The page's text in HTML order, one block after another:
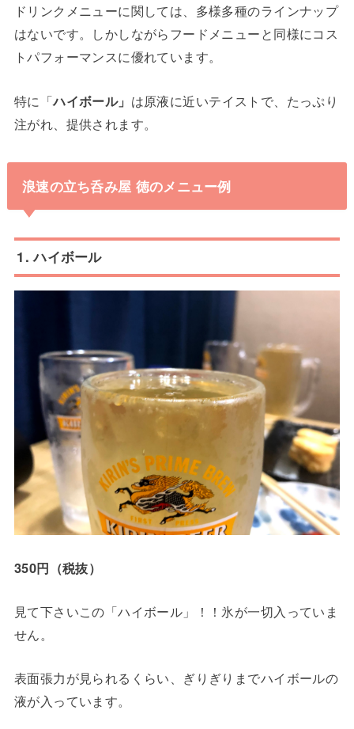
ドリンクメニューに関しては、多様多種のラインナップ
はないです。しかしながらフードメニューと同様にコス
トパフォーマンスに優れています。
特に「ハイボール」 は原液に近いテイストで、たっぷり
注がれ、提供されます。
浪速の立ち呑み屋 徳のメニュー例
1. ハイボール
350円（税抜）
見て下さいこの「ハイボール」！！氷が一切入っていま
せん。
表面張力が見られるくらい、ぎりぎりまでハイボールの
液が入っています。